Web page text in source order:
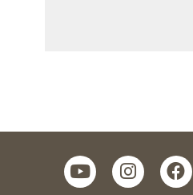
facebook
instagram
youtube